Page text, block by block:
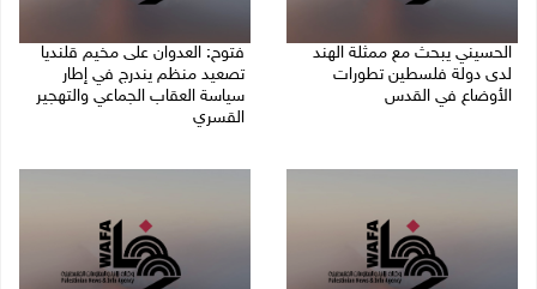
الحسيني يبحث مع ممثلة الهند
لدى دولة فلسطين تطورات
الأوضاع في القدس
فتوح: العدوان على مخيم قلنديا
تصعيد منظم يندرج في إطار
سياسة العقاب الجماعي والتهجير
القسري